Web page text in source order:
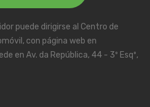
puede dirigirse al Centro de
con página web en
en Av. da República, 44 - 3º Esqº,